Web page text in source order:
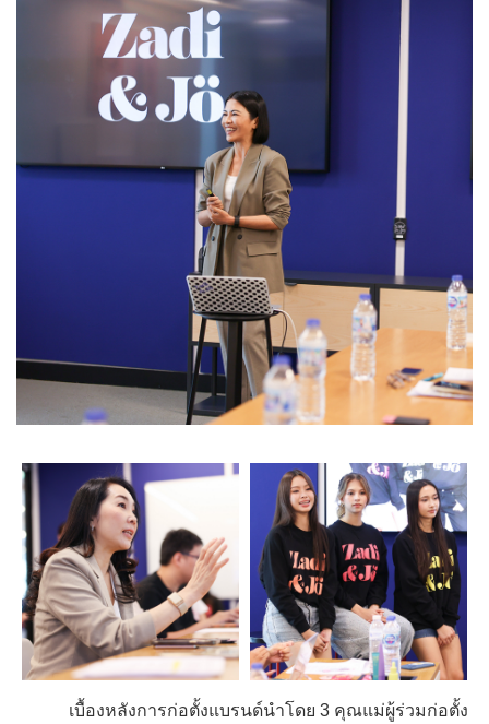
เบื้องหลังการก่อตั้งแบรนด์นำโดย 3 คุณแม่ผู้ร่วมก่อตั้ง